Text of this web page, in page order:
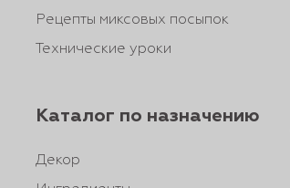
Рецепты миксовых посыпок
Технические уроки
Каталог по назначению
Декор